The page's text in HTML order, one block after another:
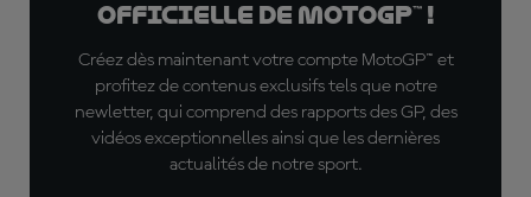
officielle de MotoGP™ !
Créez dès maintenant votre compte MotoGP™ et
profitez de contenus exclusifs tels que notre
newletter, qui comprend des rapports des GP, des
vidéos exceptionnelles ainsi que les dernières
actualités de notre sport.